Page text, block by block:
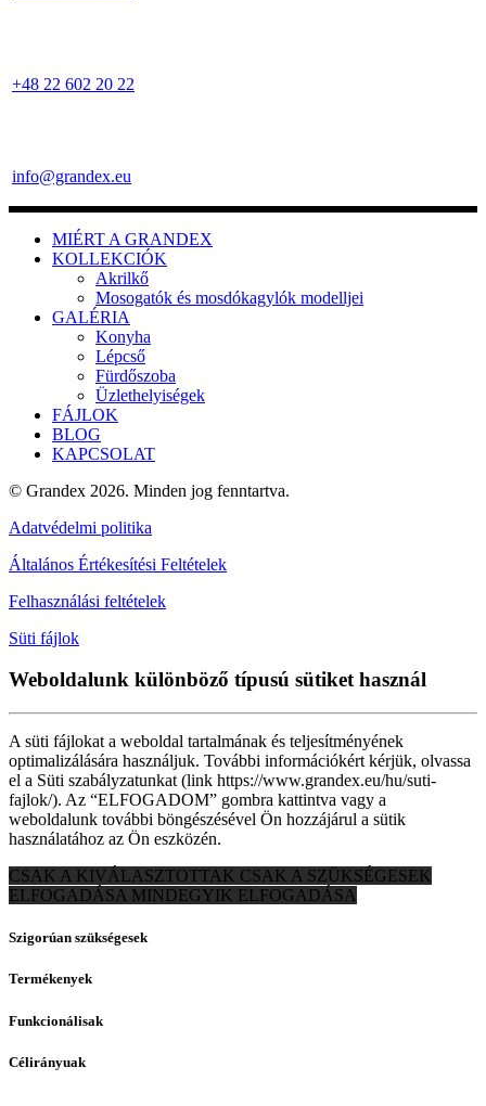
+48 22 602 20 22
info@grandex.eu
MIÉRT A GRANDEX
KOLLEKCIÓK
Akrilkő
Mosogatók és mosdókagylók modelljei
GALÉRIA
Konyha
Lépcső
Fürdőszoba
Üzlethelyiségek
FÁJLOK
BLOG
KAPCSOLAT
© Grandex 2026. Minden jog fenntartva.
Adatvédelmi politika
Általános Értékesítési Feltételek
Felhasználási feltételek
Süti fájlok
Weboldalunk különböző típusú sütiket használ
A süti fájlokat a weboldal tartalmának és teljesítményének
optimalizálására használjuk. További információkért kérjük, olvassa
el a Süti szabályzatunkat (link https://www.grandex.eu/hu/suti-
fajlok/). Az “ELFOGADOM” gombra kattintva vagy a
weboldalunk további böngészésével Ön hozzájárul a sütik
használatához az Ön eszközén.
CSAK A KIVÁLASZTOTTAK CSAK A SZÜKSÉGESEK
ELFOGADÁSA MINDEGYIK ELFOGADÁSA
Szigorúan szükségesek
Termékenyek
Funkcionálisak
Célirányuak